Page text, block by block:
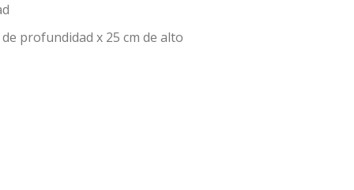
profundidad x 25 cm de alto